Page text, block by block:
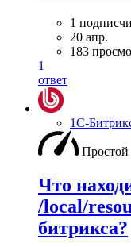
1
20 апр.
183
1
ответ
1С-
Простой
Что
/local/
битрикса?